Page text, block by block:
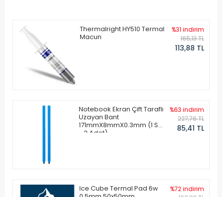
Thermalright HY510 Termal
Macun
%31 indirim
165,13 TL
113,88 TL
Notebook Ekran Çift Taraflı
Uzayan Bant
171mmX8mmX0.3mm (1 Set
- 2 Adet)
%63 indirim
227,76 TL
85,41 TL
Ice Cube Termal Pad 6w
%72 indirim